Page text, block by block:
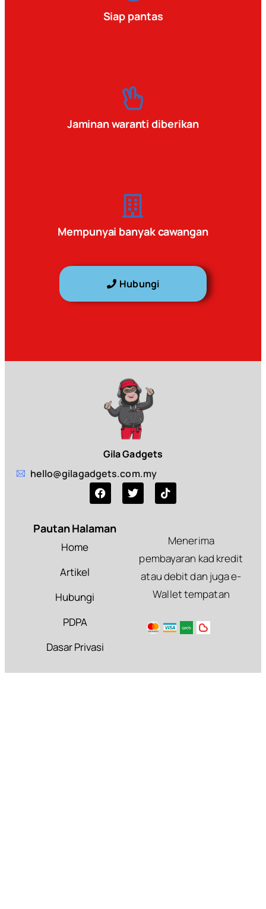
Siap pantas
Jaminan waranti diberikan
Mempunyai banyak cawangan
Hubungi
Gila Gadgets
hello@gilagadgets.com.my
Pautan Halaman
Home
Artikel
Hubungi
PDPA
Dasar Privasi
Menerima
pembayaran kad kredit
atau debit dan juga e-
Wallet tempatan